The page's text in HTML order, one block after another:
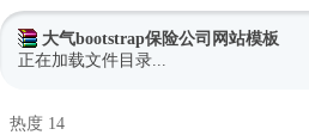
大气bootstrap保险公司网站模板
正在加载文件目录...
热度 14